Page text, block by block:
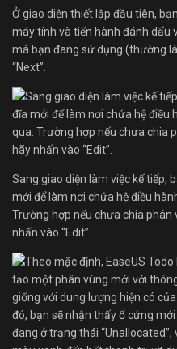
Ở giao diện thiết lập đầu tiên,
máy tính và tiến hành đánh dấu
mà bạn đang sử dụng (thường
“Next”.
Sang giao diện làm việc kế tiếp,
mới để làm nơi chứa hệ điều
Trường hợp nếu chưa chia
nhấn vào “Edit”.